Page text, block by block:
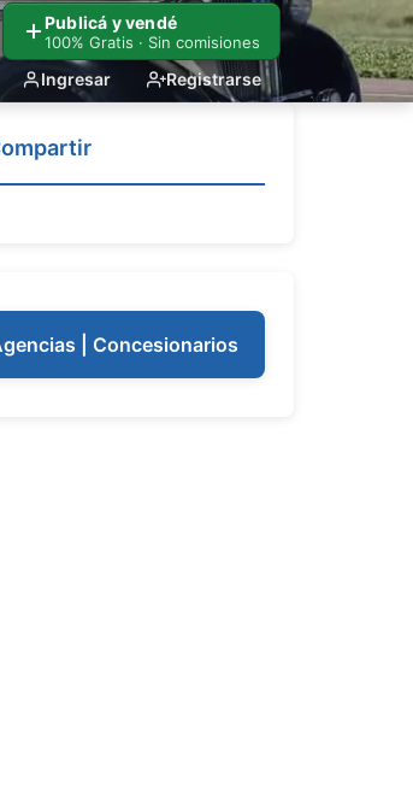
Publicá y vendé
100% Gratis · Sin comisiones
Ingresar Registrarse
| Concesionarios